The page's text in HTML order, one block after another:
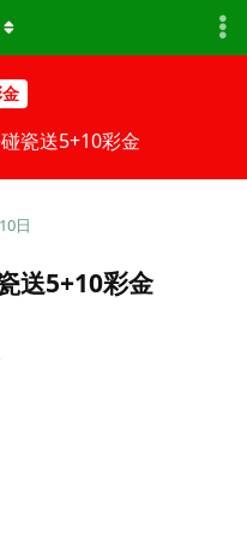
瓷送5+10彩金
日
送5+10彩金